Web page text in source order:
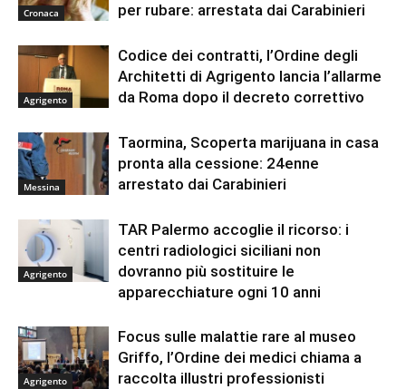
Cronaca
per rubare: arrestata dai Carabinieri
Agrigento
Codice dei contratti, l’Ordine degli
Architetti di Agrigento lancia l’allarme
da Roma dopo il decreto correttivo
Messina
Taormina, Scoperta marijuana in casa
pronta alla cessione: 24enne
arrestato dai Carabinieri
Agrigento
TAR Palermo accoglie il ricorso: i
centri radiologici siciliani non
dovranno più sostituire le
apparecchiature ogni 10 anni
Agrigento
Focus sulle malattie rare al museo
Griffo, l’Ordine dei medici chiama a
raccolta illustri professionisti